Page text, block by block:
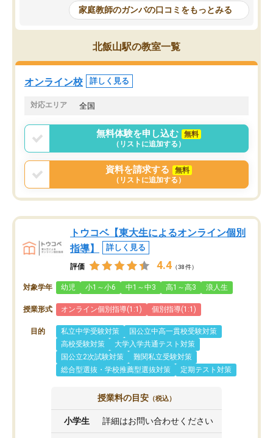
めて1年ほどだった今では平均点以上の
科目が増えてきました！あと1年受験ま
であるので無料の週末教室を使用しな
がら頑張って欲しいと思います！
問できるのでとても助か
家庭教師のガンバの口コミをもっとみる
北飯山駅の教室一覧
オンライン校 詳しく見る
対応エリア 全国
無料体験を申し込む
無料
（リストに追加する）
資料を請求する
無料
（リストに追加する）
トウコベ【東大生によるオンライン個別
指導】
詳しく見る
評価 4.4 （38件）
対象学年 幼児 小1～小6 中1～中3 高1～高3 浪人生
授業形式 オンライン個別指導(1:1) 個別指導(1:1)
目的 私立中学受験対策
国公立中高一貫校受験対策
高校受験対策
大学入学共通テスト対策
国公立2次試験対策
難関私立受験対策
総合型選抜・学校推薦型選抜対策
定期テスト対策
授業料の目安 （税込）
小学生 詳細はお問い合わせください